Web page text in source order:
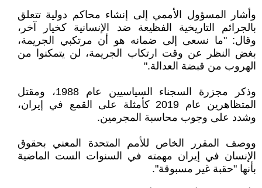
وأشار المسؤول الأممي إلى إنشاء محاكم دولية تتعلق
بالجرائم التاريخية الفظيعة ضد الإنسانية كخيار آخر،
وقال: "ما نسعى إلى ضمانه هو أن مرتكبي الجريمة،
بغض النظر عن وقت ارتكاب الجريمة، لن يتمكنوا من
الهروب من قبضة العدالة."
وذكر مجزرة السجناء السياسيين عام 1988، ومقتل
المتظاهرين عام 2019 كأمثلة على القمع في إيران،
وشدد على وجوب محاسبة المجرمين.
ووصف المقرر الخاص للأمم المتحدة المعني بحقوق
الإنسان في إيران مهمته في السنوات الست الماضية
بأنها "حقبة غير مسبوقة".